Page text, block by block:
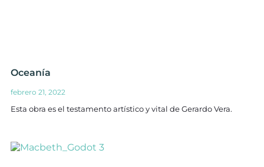
Oceanía
febrero 21, 2022
Esta obra es el testamento artístico y vital de Gerardo Vera.